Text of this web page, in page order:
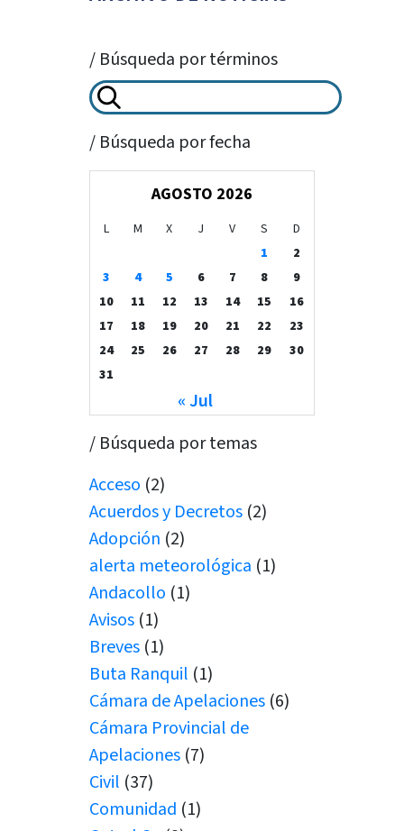
/ Búsqueda por términos
/ Búsqueda por fecha
AGOSTO 2026
L M X J V S
D
1
2
3
4 5 6 7 8
9
10
11 12 13 14 15
16
17
18 19 20 21 22
23
24
25 26 27 28 29
30
31
« Jul
/ Búsqueda por temas
Acceso (2)
Acuerdos y Decretos (2)
Adopción (2)
alerta meteorológica (1)
Andacollo (1)
Avisos (1)
Breves (1)
Buta Ranquil (1)
Cámara de Apelaciones (6)
Cámara Provincial de
Apelaciones (7)
Civil (37)
Comunidad (1)